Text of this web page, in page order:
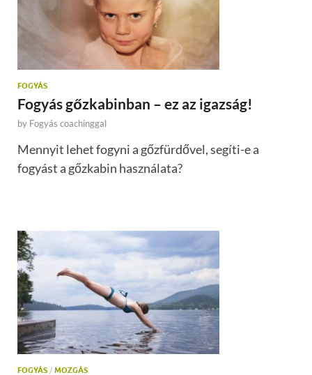
FOGYÁS
Fogyás gőzkabinban – ez az igazság!
by Fogyás coachinggal
Mennyit lehet fogyni a gőzfürdővel, segíti-e a
fogyást a gőzkabin használata?
FOGYÁS / MOZGÁS